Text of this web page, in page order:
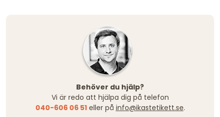
Behöver du hjälp?
Vi är redo att hjälpa dig på telefon
040-606 06 51eller på info@ikastetikett.se.